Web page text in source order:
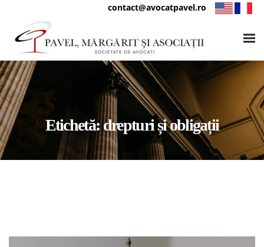
contact@avocatpavel.ro
Etichetă:drepturi și obligații